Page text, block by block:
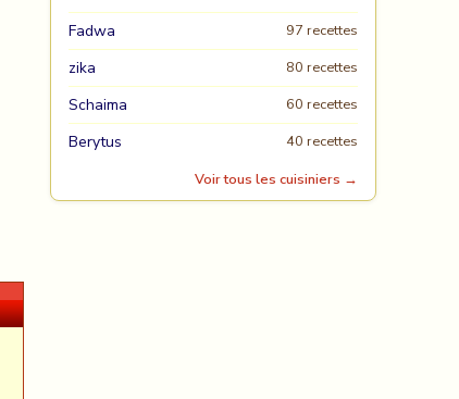
Fadwa 97 recettes
zika 80 recettes
Schaima 60 recettes
Berytus
40 recettes
Voir tous les cuisiniers →